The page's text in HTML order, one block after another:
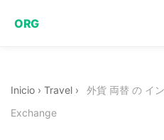
ORG
Inicio › Travel ›
外貨 両替 の イ
Exchange